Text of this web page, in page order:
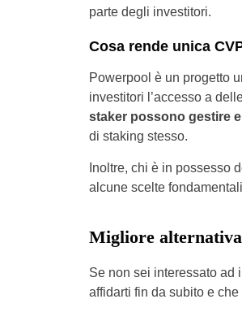
parte degli investitori.
Cosa rende unica
Powerpool è un progetto
investitori l’accesso a
staker possono gestire
di staking stesso.
Inoltre, chi è in possesso
alcune scelte
Migliore
Se non sei interessato ad
affidarti fin da subito e